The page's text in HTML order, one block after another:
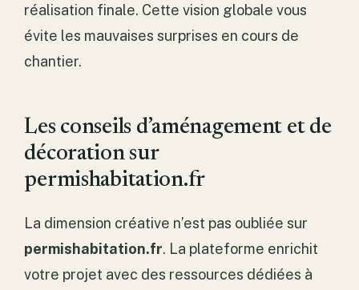
réalisation finale. Cette vision globale vous
évite les mauvaises surprises en cours de
chantier.
Les conseils d’aménagement et de
décoration sur
permishabitation.fr
La dimension créative n’est pas oubliée sur
permishabitation.fr. La plateforme enrichit
votre projet avec des ressources dédiées à